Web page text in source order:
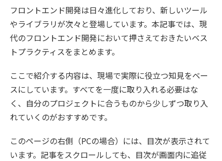
フロントエンド開発は日々進化しており、新しいツール
やライブラリが次々と登場しています。本記事では、現
代のフロントエンド開発において押さえておきたいベス
トプラクティスをまとめます。
ここで紹介する内容は、現場で実際に役立つ知見をベー
スにしています。すべてを一度に取り入れる必要はな
く、自分のプロジェクトに合うものから少しずつ取り入
れていくのがおすすめです。
このページの右側（PCの場合）には、目次が表示されて
います。記事をスクロールしても、目次が画面内に追従